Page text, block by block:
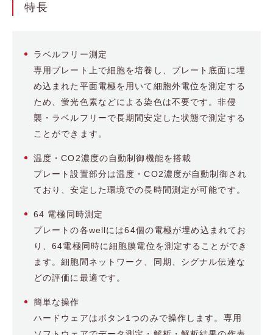
特長
ラベルフリー測定
専用プレート上で細胞を培養し、プレート底面に埋
め込まれた平面電極を用いて細胞外電位を測定する
ため、蛍光色素などによる染色は不要です。非侵
襲・ラベルフリーで長期間安定した状態で測定する
ことができます。
温度・CO2濃度の自動制御機能を搭載
プレート設置部分は温度・CO2濃度が自動制御され
ており、安定した環境での長時間測定が可能です。
64 電極同時測定
プレートの各wellには64個の電極が埋め込まれてお
り、64電極同時に細胞膜電位を測定することができ
ます。細胞間ネットワーク、同期、シグナル伝達な
どの評価に最適です。
簡単な操作
ハードウェアはボタン1つのみで操作します。専用